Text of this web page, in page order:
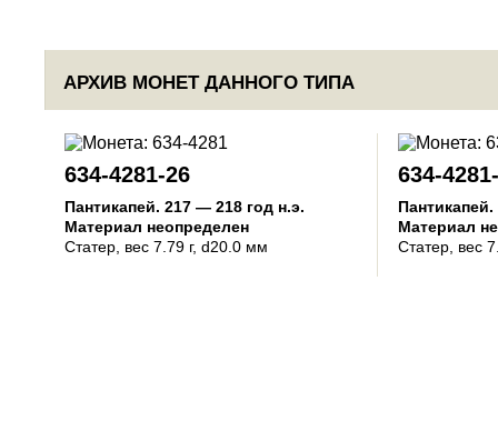
АРХИВ МОНЕТ ДАННОГО ТИПА
634-4281-26
Пантикапей. 217 — 218 год н.э.
Материал неопределен
Статер , вес 7.79 г, d20.0 мм
634-
Пантикапей.
Материал
Статер , вес